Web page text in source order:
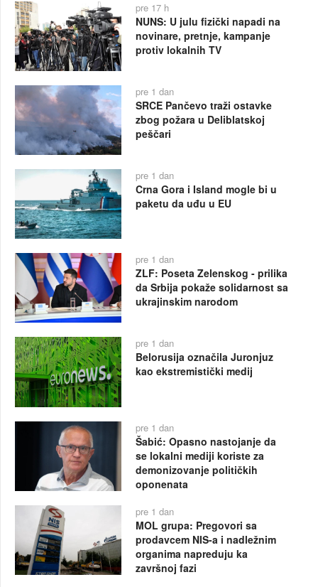
pre 17 h
NUNS: U julu fizički napadi na
novinare, pretnje, kampanje
protiv lokalnih TV
pre 1 dan
SRCE Pančevo traži ostavke
zbog požara u Deliblatskoj
peščari
pre 1 dan
Crna Gora i Island mogle bi u
paketu da uđu u EU
pre 1 dan
ZLF: Poseta Zelenskog - prilika
da Srbija pokaže solidarnost sa
ukrajinskim narodom
pre 1 dan
Belorusija označila Juronjuz
kao ekstremistički medij
pre 1 dan
Šabić: Opasno nastojanje da
se lokalni mediji koriste za
demonizovanje političkih
oponenata
pre 1 dan
MOL grupa: Pregovori sa
prodavcem NIS-a i nadležnim
organima napreduju ka
završnoj fazi